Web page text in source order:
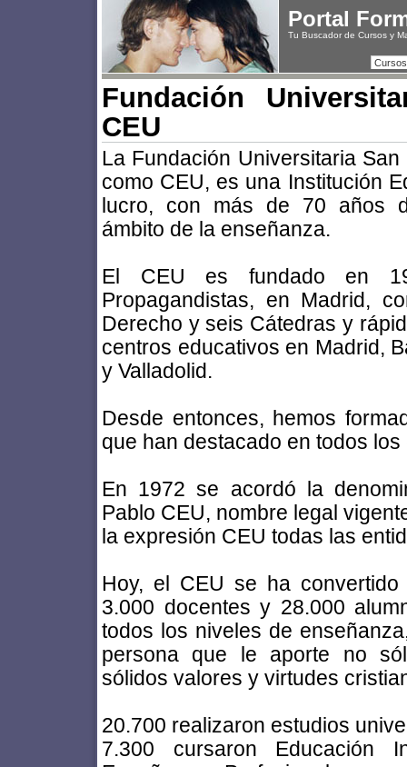
Portal
Tu Buscador de Cursos y
Fundación
CEU
La Fundación Universitaria
como CEU, es una Institución
lucro, con más de 70 años
ámbito de la enseñanza.
El CEU es fundado en
Propagandistas, en Madrid,
Derecho y seis Cátedras y
centros educativos en Madrid,
y Valladolid.
Desde entonces, hemos
que han destacado en todos
En 1972 se acordó la
Pablo CEU, nombre legal
la expresión CEU todas las
Hoy, el CEU se ha
3.000 docentes y 28.000
todos los niveles de
persona que le aporte no
sólidos valores y virtudes
20.700 realizaron estudios
7.300 cursaron Educación